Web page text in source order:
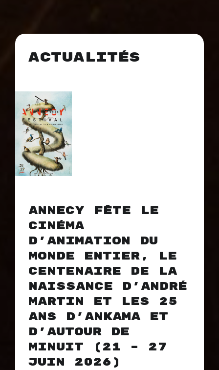
Actualités
Annecy fête le
cinéma
d’animation du
monde entier, le
centenaire de la
naissance d’André
Martin et les 25
ans d’Ankama et
d’Autour de
minuit (21 – 27
juin 2026)